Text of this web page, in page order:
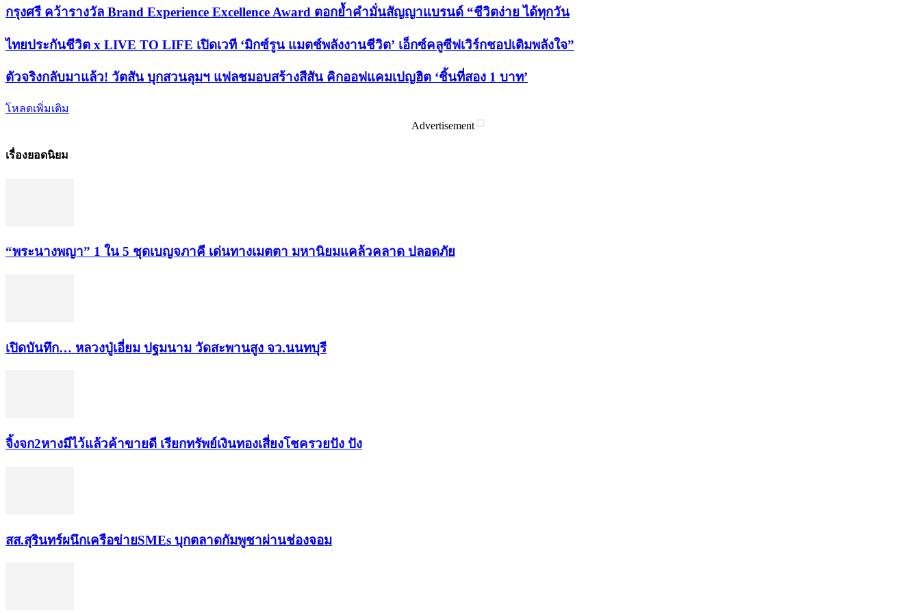
กรุงศรี คว้ารางวัล Brand Experience Excellence Award ตอกย้ำคำมั่นสัญญาแบรนด์ “ชีวิตง่าย ได้ทุกวัน
ไทยประกันชีวิต x LIVE TO LIFE เปิดเวที ‘มิกซ์รูน แมตช์พลังงานชีวิต’ เอ็กซ์คลูซีฟเวิร์กชอปเติมพลังใจ”
ตัวจริงกลับมาแล้ว! วัตสัน บุกสวนลุมฯ แฟลชมอบสร้างสีสัน คิกออฟแคมเปญฮิต ‘ชิ้นที่สอง 1 บาท’
โหลดเพิ่มเติม
Advertisement
เรื่องยอดนิยม
“พระ​นาง​พญา” 1 ใน 5​ ชุดเบญจ​ภาคี​ เด่นทางเมตตา​ มหา​นิยม​แคล้วคลาด​ ปลอดภัย​
เปิดบันทึก… หลวงปู่เอี่ยม ​ปฐม​นาม​ วัดสะพานสูง​ จว.นนทบุรี
จิ้งจก​2​หาง​มีไว้แล้ว​ค้าขาย​ดี​ เรียก​ทรัพย์เงินทอง​เสี่ยงโชค​รวยปัง​ ปัง​
สส.สุรินทร์ผนึกเครือข่ายSMEs บุกตลาดกัมพูชาผ่านช่องจอม